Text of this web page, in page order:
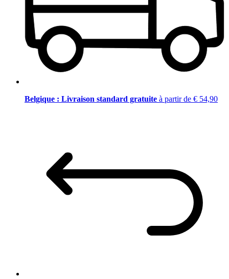
Belgique : Livraison standard gratuite à partir de € 54,90